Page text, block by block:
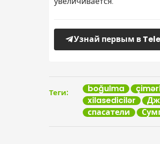
Узнай первым в
Теги: boğulma
xilasedicilər
спасатели